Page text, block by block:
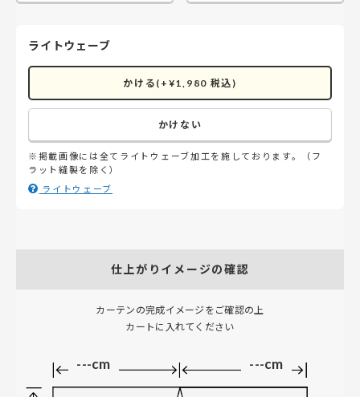
ライトウェーブ
かける(+¥1,980 税込)
かけない
※掲載画像には全てライトウェーブ加工を施しております。（フ
ラット縫製を除く）
ライトウェーブ
仕上がりイメージの確認
カーテンの完成イメージをご確認の上
カートに入れてください
---cm ---cm